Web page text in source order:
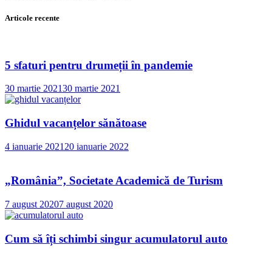
Articole recente
5 sfaturi pentru drumeții în pandemie
30 martie 202130 martie 2021
Ghidul vacanțelor sănătoase
4 ianuarie 2021 20 ianuarie 2022
„România”, Societate Academică de Turism
7 august 20207 august 2020
Cum să îți schimbi singur acumulatorul auto